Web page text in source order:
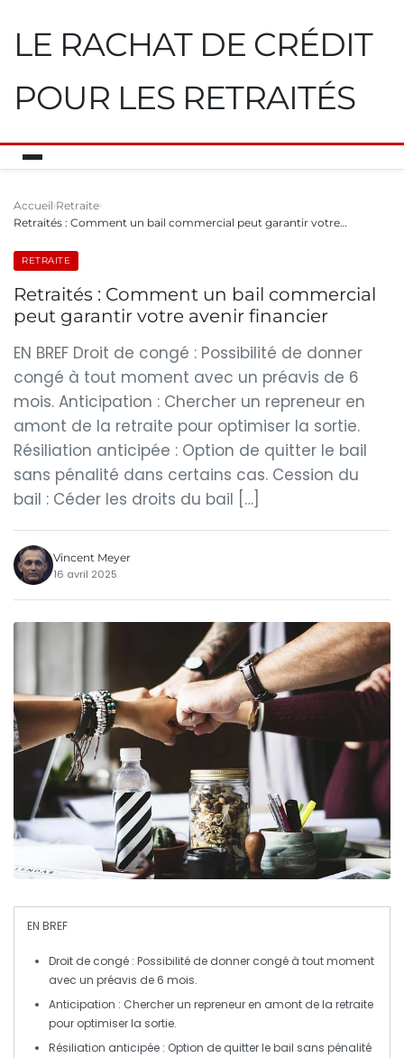
LE RACHAT DE CRÉDIT
POUR LES RETRAITÉS
Accueil Retraite
Retraités : Comment un bail commercial peut garantir votre…
RETRAITE
Retraités : Comment un bail commercial
peut garantir votre avenir financier
EN BREF Droit de congé : Possibilité de donner
congé à tout moment avec un préavis de 6
mois. Anticipation : Chercher un repreneur en
amont de la retraite pour optimiser la sortie.
Résiliation anticipée : Option de quitter le bail
sans pénalité dans certains cas. Cession du
bail : Céder les droits du bail […]
Vincent Meyer
16 avril 2025
EN BREF
Droit de congé : Possibilité de donner congé à tout moment
avec un préavis de 6 mois.
Anticipation : Chercher un repreneur en amont de la retraite
pour optimiser la sortie.
Résiliation anticipée : Option de quitter le bail sans pénalité